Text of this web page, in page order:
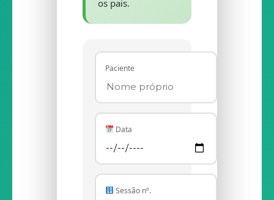
os pais.
Paciente
Data
Sessão nº.